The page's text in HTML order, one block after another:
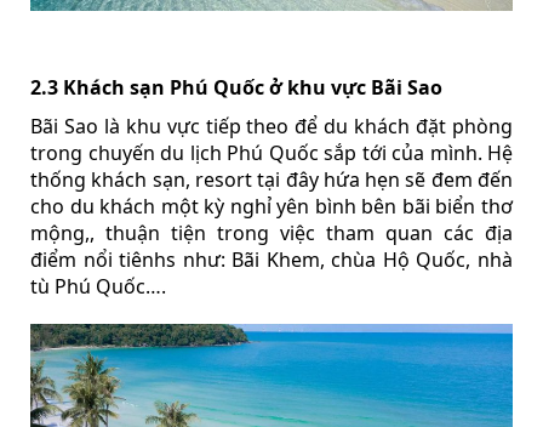
2.3 Khách sạn Phú Quốc ở khu vực Bãi Sao
Bãi Sao là khu vực tiếp theo để du khách đặt phòng
trong chuyến du lịch Phú Quốc sắp tới của mình. Hệ
thống khách sạn, resort tại đây hứa hẹn sẽ đem đến
cho du khách một kỳ nghỉ yên bình bên bãi biển thơ
mộng,, thuận tiện trong việc tham quan các địa
điểm nổi tiênhs như: Bãi Khem, chùa Hộ Quốc, nhà
tù Phú Quốc….